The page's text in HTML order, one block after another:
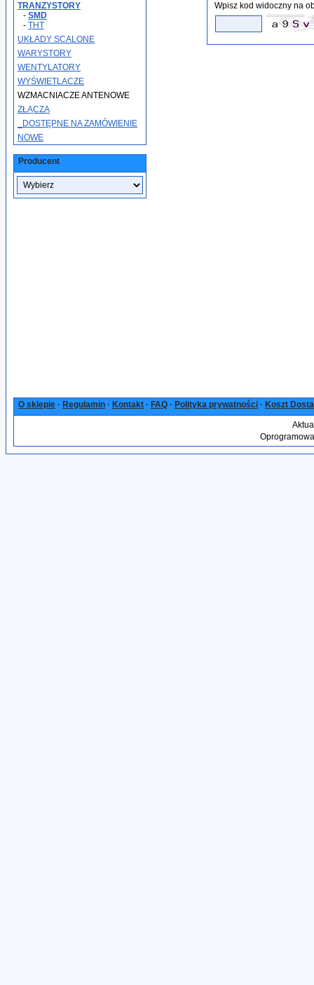
TRANZYSTORY
- SMD
- THT
UKŁADY SCALONE
WARYSTORY
WENTYLATORY
WYŚWIETLACZE
WZMACNIACZE ANTENOWE
ZŁĄCZA
_DOSTĘPNE NA ZAMÓWIENIE
NOWE
Producent
Wpisz kod widoczny na
O sklepie · Regulamin · Kontakt · FAQ · Polityka prywatności · Koszt